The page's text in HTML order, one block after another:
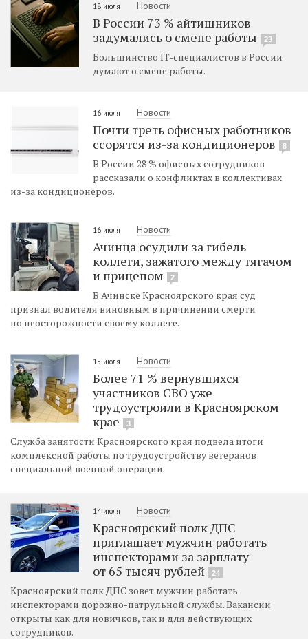
18 июля Новости
В России 73 % айтишников
задумались о смене работы
23
Большинство IT-специалистов в России
думают о смене работы.
16 июля Новости
Почти треть офисных работников
ссорятся из-за кондиционеров
8
В России 28 % офисных сотрудников
рассказали о конфликтах в коллективах
из-за кондиционеров.
16 июля Новости
Ачинца осудили за гибель
коллеги, зажатого между тягачом
и прицепом
2
В Ачинске Красноярского края суд
признал водителя виновным в причинении смерти
по неосторожности своему коллеге.
15 июля Новости
Более 71 % вернувшихся
участников СВО уже
трудоустроили в Красноярском
крае
3
Служба занятости Красноярского края подвела итоги
комплексной работы по трудоустройству ветеранов
специальной военной операции.
14 июля Новости
Красноярский полк ДПС
приглашает мужчин работать
инспекторами за зарплату
от 65 тысяч рублей
24
Красноярский полк ДПС зовет мужчин работать
инспекторами дорожно-патрульной службы. Вакансии
открыты как для новичков, так и для действующих
сотрудников.